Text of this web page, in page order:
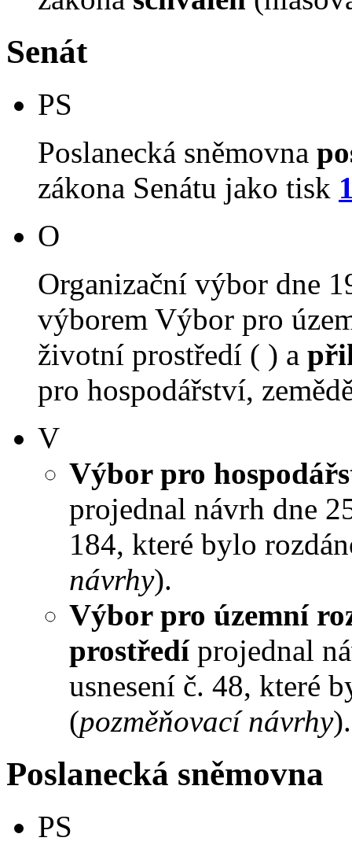
Senát
PS
Poslanecká sněmovna
zákona Senátu jako tisk
O
Organizační výbor dne
výborem Výbor pro
životní prostředí ( ) a
pro hospodářství,
V
Výbor pro
projednal návrh dne
184, které bylo
návrhy).
Výbor pro územní
prostředíprojednal
usnesení č. 48, které
(pozměňovací návrhy).
Poslanecká sněmovna
PS